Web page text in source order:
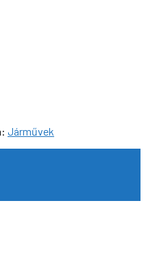
Járművek